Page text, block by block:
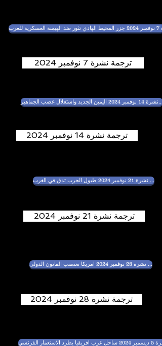
ترجمة نشرة 7 نوفمبر 2024
ترجمة نشرة 14 نوفمبر 2024
نشرة 21 نوفمبر 2024 طبول الحرب تدق في الغرب ...
ترجمة نشرة 21 نوفمبر 2024
نشرة 28 نوفمبر 2024 امريكا تغتصب القانون الدولي ...
ترجمة نشرة 28 نوفمبر 2024